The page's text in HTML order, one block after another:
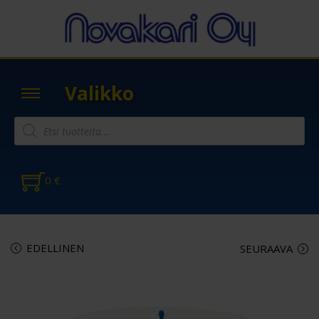
Valikko
0 €
EDELLINEN SEURAAVA